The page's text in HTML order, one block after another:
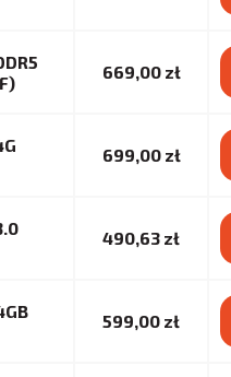
669,00 zł
699,00 zł
490,63 zł
599,00 zł